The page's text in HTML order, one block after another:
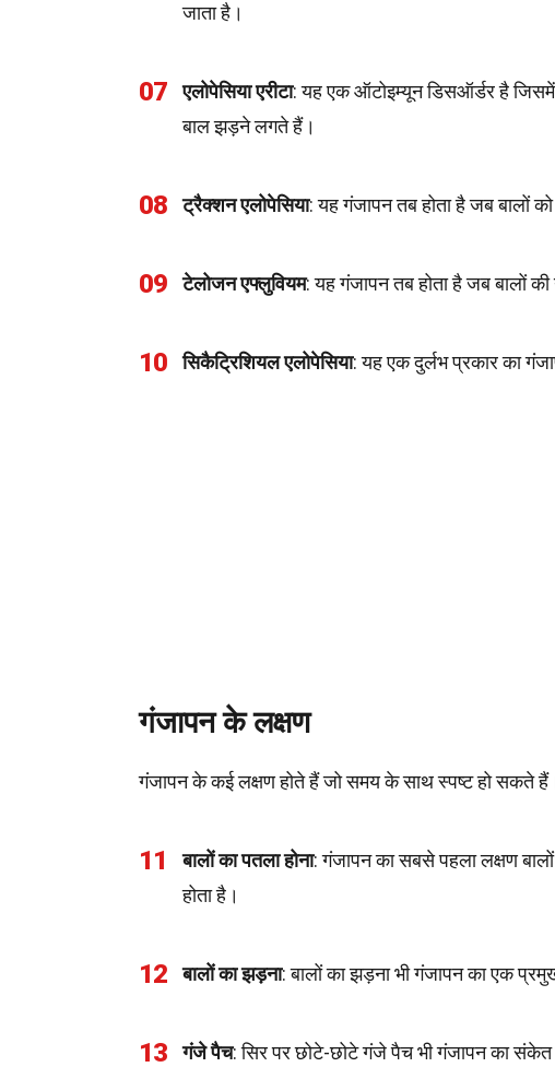
जाता है।
07 एलोपेसिया एरीटा: यह एक ऑटोइम्यून डिसऑर्डर है
बाल झड़ने लगते हैं।
08 ट्रैक्शन एलोपेसिया: यह गंजापन तब होता है जब बालों
09 टेलोजन एफ्लुवियम: यह गंजापन तब होता है जब बालों
10 सिकैट्रिशियल एलोपेसिया: यह एक दुर्लभ प्रकार का
गंजापन के लक्षण
गंजापन के कई लक्षण होते हैं जो समय के साथ स्पष्ट हो सकते
11 बालों का पतला होना: गंजापन का सबसे पहला लक्षण
होता है।
12 बालों का झड़ना: बालों का झड़ना भी गंजापन का एक
13 गंजे पैच: सिर पर छोटे-छोटे गंजे पैच भी गंजापन का